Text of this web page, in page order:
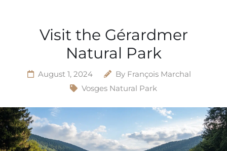
Visit the Gérardmer
Natural Park
August 1, 2024 By François Marchal
Vosges Natural Park